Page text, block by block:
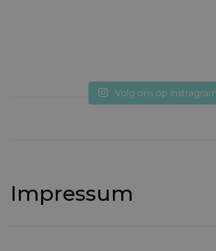
Volg ons op Instragram
Impressum